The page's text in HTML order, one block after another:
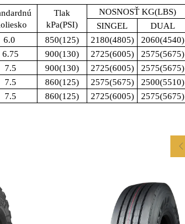
Tlak
kPa(PSI)
NOSNOSŤ KG(LBS)
SINGEL
DUAL
6.0 850(125) 2180(4805)
2060(4540)
6.75 900(130) 2725(6005)
2575(5675)
7.5 900(130) 2725(6005)
2575(5675)
7.5 860(125) 2575(5675)
2500(5510)
7.5 860(125) 2725(6005) 2575(5675)